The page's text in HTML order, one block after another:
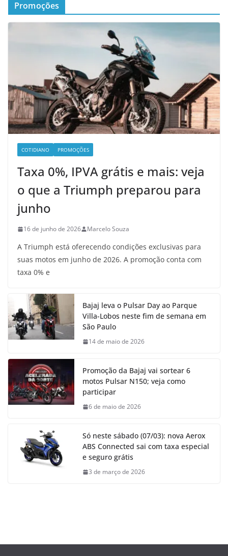
Promoções
COTIDIANO PROMOÇÕES
Taxa 0%, IPVA grátis e mais: veja
o que a Triumph preparou para
junho
16 de junho de 2026 Marcelo Souza
A Triumph está oferecendo condições exclusivas para
suas motos em junho de 2026. A promoção conta com
taxa 0% e
Bajaj leva o Pulsar Day ao Parque
Villa-Lobos neste fim de semana em
São Paulo
14 de maio de 2026
Promoção da Bajaj vai sortear 6
motos Pulsar N150; veja como
participar
6 de maio de 2026
Só neste sábado (07/03): nova Aerox
ABS Connected sai com taxa especial
e seguro grátis
3 de março de 2026